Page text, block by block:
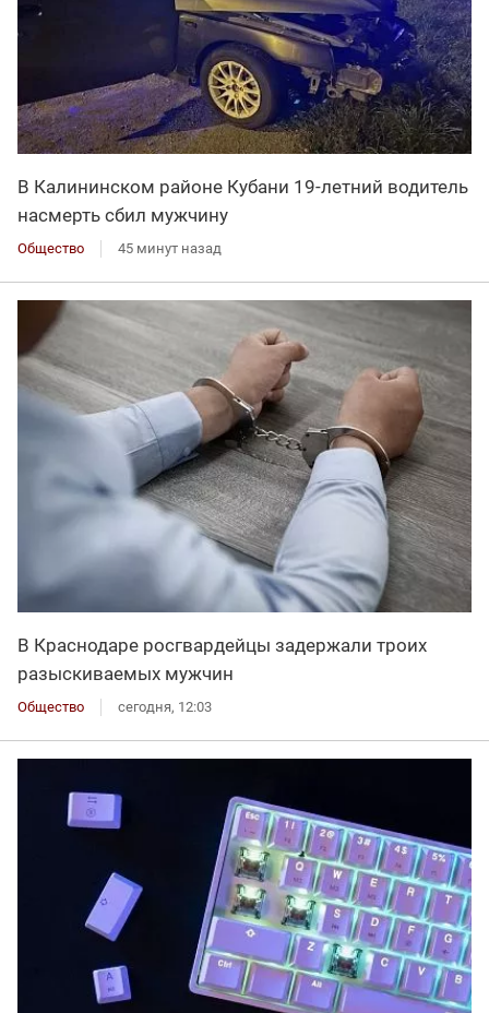
В Калининском районе Кубани 19-летний водитель
насмерть сбил мужчину
Общество 45 минут назад
В Краснодаре росгвардейцы задержали троих
разыскиваемых мужчин
Общество сегодня, 12:03